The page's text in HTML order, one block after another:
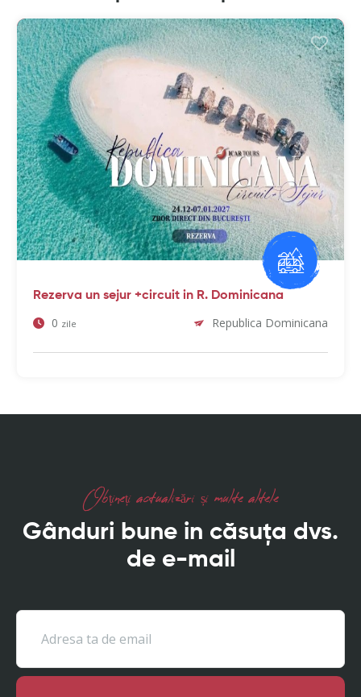
Rezerva un sejur +circuit in R. Dominicana
0 zile Republica Dominicana
Obțineți actualizări și multe altele
Gânduri bune in căsuța dvs.
de e-mail